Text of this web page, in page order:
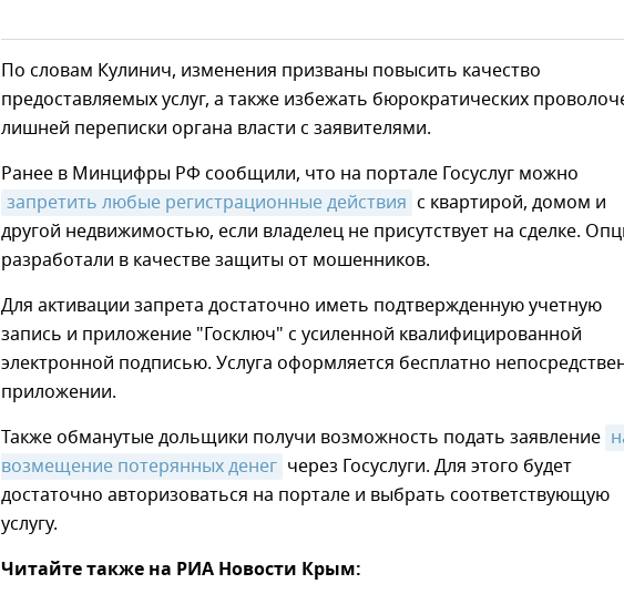
По словам Кулинич, изменения призваны повысить качество
предоставляемых услуг, а также избежать бюрократических
лишней переписки органа власти с заявителями.
Ранее в Минцифры РФ сообщили, что на портале Госуслуг можно
запретить любые регистрационные действия с квартирой, домом и
другой недвижимостью, если владелец не присутствует на сделке.
разработали в качестве защиты от мошенников.
Для активации запрета достаточно иметь подтвержденную учетную
запись и приложение "Госключ" с усиленной квалифицированной
электронной подписью. Услуга оформляется бесплатно
приложении.
Также обманутые дольщики получи возможность подать заявление
возмещение потерянных денег через Госуслуги. Для этого будет
достаточно авторизоваться на портале и выбрать соответствующую
услугу.
Читайте также на РИА Новости Крым: